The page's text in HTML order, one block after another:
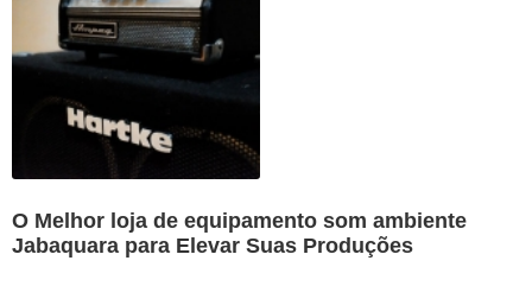
O Melhor loja de equipamento som ambiente
Jabaquara para Elevar Suas Produções